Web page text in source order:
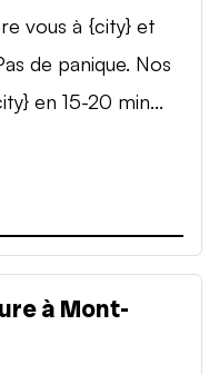
vous à {city} et
de panique. Nos
en 15-20 min...
à Mont-